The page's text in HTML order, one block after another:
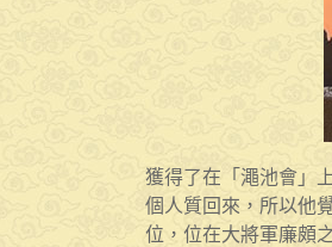
獲得了在「澠池會」
個人質回來，所以他
位，位在大將軍廉頗